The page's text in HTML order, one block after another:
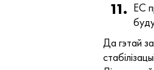
ЕС
Да гэтай